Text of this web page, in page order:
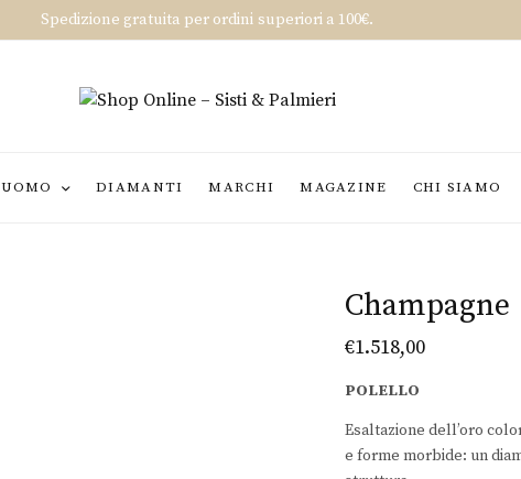
Spedizione gratuita per ordini superiori a 100€.
UOMO DIAMANTI MARCHI MAGAZINE CHI SIAMO
Champagne
€1.518,00
POLELLO
Esaltazione dell’oro
e forme morbide: un